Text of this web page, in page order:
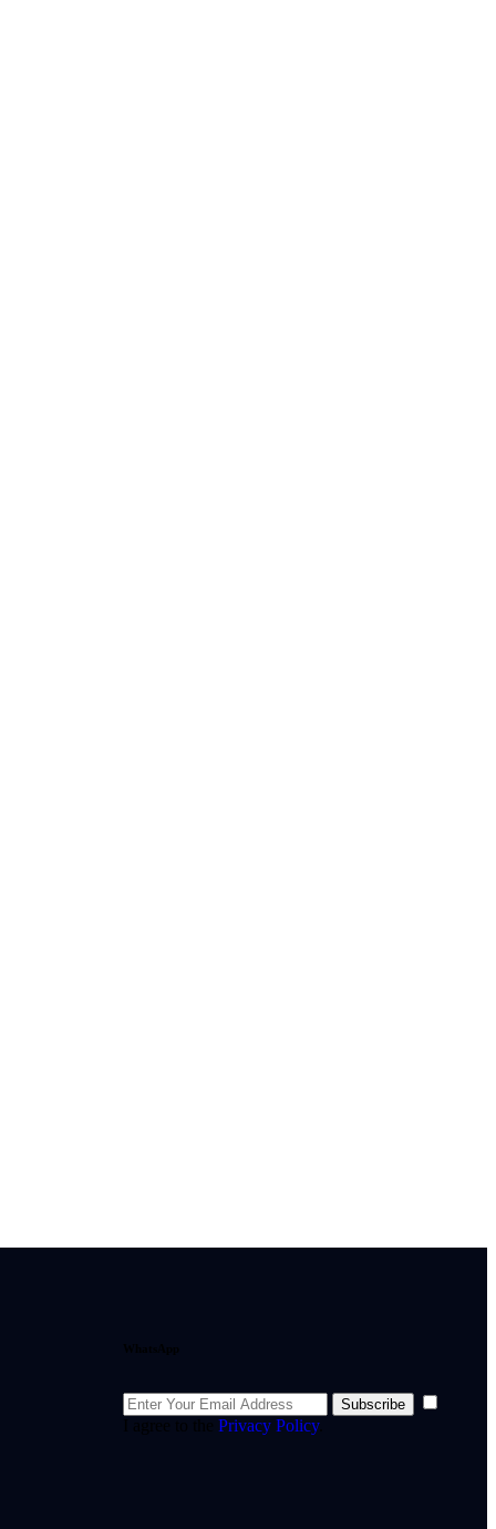
Subscribe
Privacy Policy.